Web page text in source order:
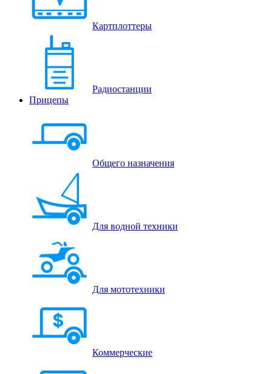
Картплоттеры
Радиостанции
Прицепы
Общего назначения
Для водной техники
Для мототехники
Коммерческие